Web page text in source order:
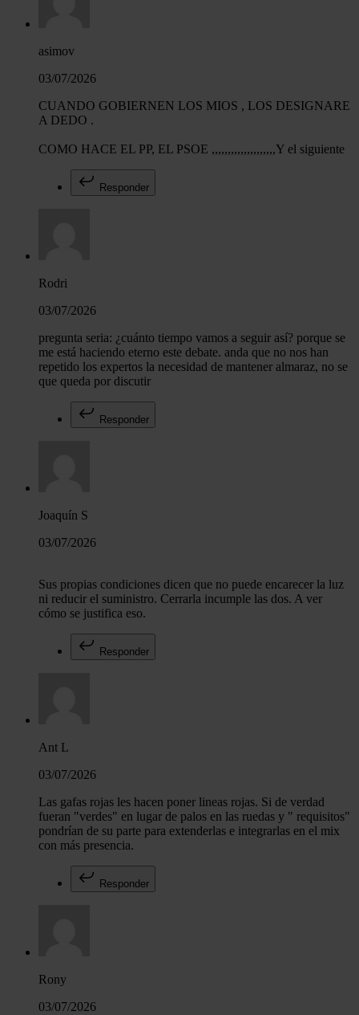
asimov
03/07/2026
CUANDO GOBIERNEN LOS MIOS , LOS DESIGNARE
A DEDO .
COMO HACE EL PP, EL PSOE ,,,,,,,,,,,,,,,,,,,,Y el siguiente
Responder
Rodri
03/07/2026
pregunta seria: ¿cuánto tiempo vamos a seguir así? porque se
me está haciendo eterno este debate. anda que no nos han
repetido los expertos la necesidad de mantener almaraz, no se
que queda por discutir
Responder
Joaquín S
03/07/2026
Sus propias condiciones dicen que no puede encarecer la luz
ni reducir el suministro. Cerrarla incumple las dos. A ver
cómo se justifica eso.
Responder
Ant L
03/07/2026
Las gafas rojas les hacen poner lineas rojas. Si de verdad
fueran "verdes" en lugar de palos en las ruedas y " requisitos"
pondrían de su parte para extenderlas e integrarlas en el mix
con más presencia.
Responder
Rony
03/07/2026